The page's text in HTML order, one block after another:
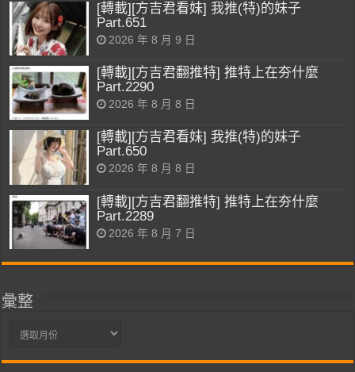
[轉載][方吉君看妹] 我推(特)的妹子
Part.651
2026 年 8 月 9 日
[轉載][方吉君翻推特] 推特上在夯什麼
Part.2290
2026 年 8 月 8 日
[轉載][方吉君看妹] 我推(特)的妹子
Part.650
2026 年 8 月 8 日
[轉載][方吉君翻推特] 推特上在夯什麼
Part.2289
2026 年 8 月 7 日
彙整
彙